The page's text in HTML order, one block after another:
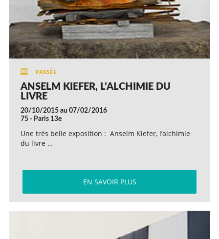
ANSELM KIEFER, L’ALCHIMIE DU
LIVRE
20/10/2015 au 07/02/2016
75 - Paris 13e
Une très belle exposition : Anselm Kiefer, l’alchimie
du livre …
EN SAVOIR PLUS